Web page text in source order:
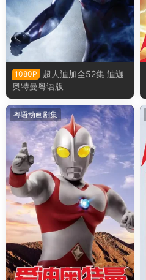
1080P
超人迪加全52集 迪迦
奥特曼粤语版
粤语动画剧集